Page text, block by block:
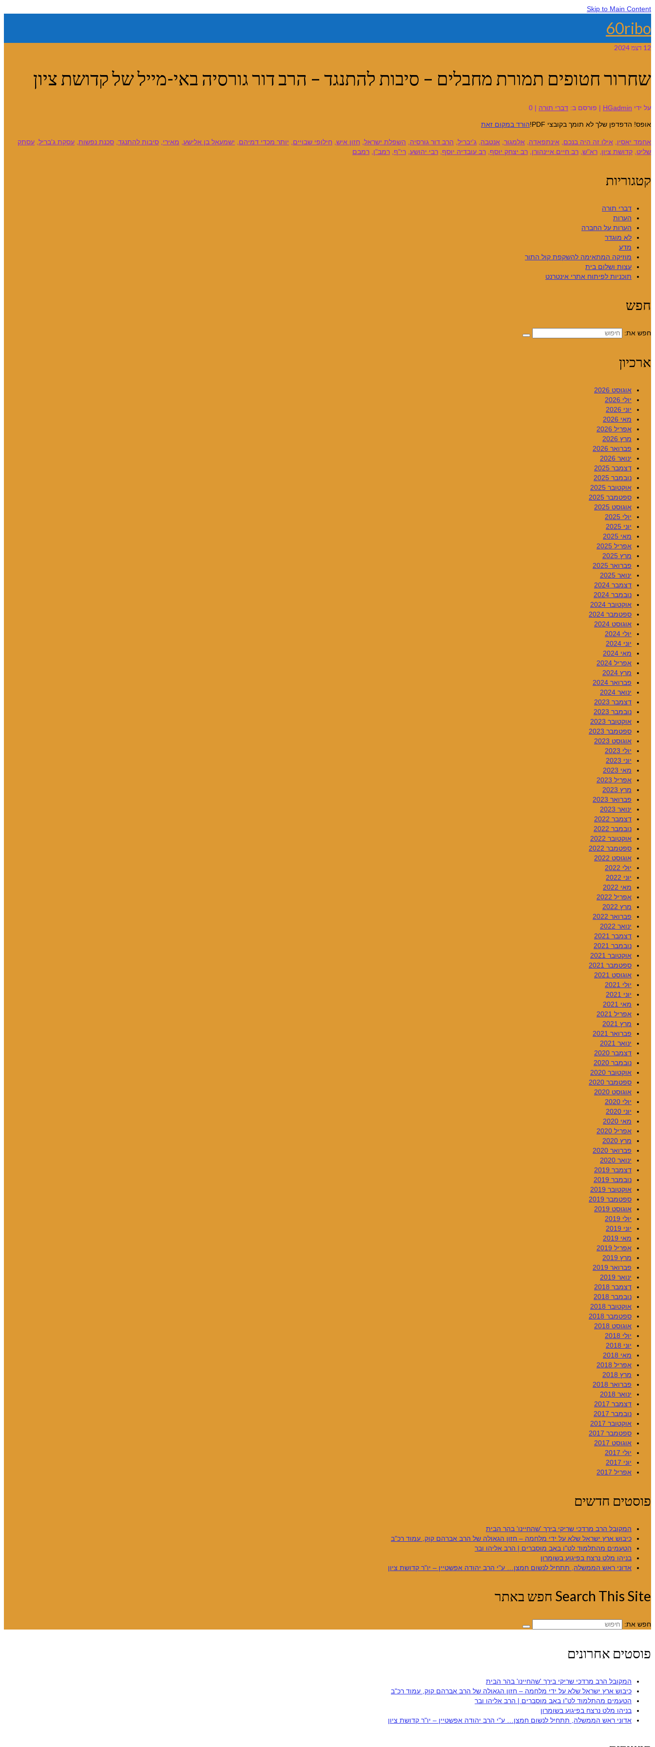
Skip to Main Content
60ribo
12 דצמ 2024
שחרור חטופים תמורת מחבלים – סיבות להתנגד – הרב דור גורסיה באי-מייל של קדושת ציון
על ידי HGadmin
| פורסם ב: דברי תורה |
0
אופס! הדפדפן שלך לא תומך בקובצי PDF! הורד במקום זאת
אחמד יאסין אילו זה היה בנכם אינתפאדה אלמגור אנטבה ג'יבריל הרב דור גורסיה השפלת ישראל חזון איש חילופי שבויים יותר מכדי דמיהם ישמעאל בן אלישע מאירי סיבות להתנגד סכנת נפשות עסקת ג'בריל עסתק
שליט קדושת ציון רא"ש רב חיים איינהורן רב יצחק יוסף רב עובדיה יוסף רבי יהושע רי"ף רמב"ן רמבם
קטגוריות
דברי תורה
הערות
הערות על החברה
לא מוגדר
מדע
מוזיקה המתאימה להשקפת קול התור
עצות ושלום בית
תוכניות לפיתוח אתרי אינטרנט
חפש
חפש את:
ארכיון
אוגוסט 2026
יולי 2026
יוני 2026
מאי 2026
אפריל 2026
מרץ 2026
פברואר 2026
ינואר 2026
דצמבר 2025
נובמבר 2025
אוקטובר 2025
ספטמבר 2025
אוגוסט 2025
יולי 2025
יוני 2025
מאי 2025
אפריל 2025
מרץ 2025
פברואר 2025
ינואר 2025
דצמבר 2024
נובמבר 2024
אוקטובר 2024
ספטמבר 2024
אוגוסט 2024
יולי 2024
יוני 2024
מאי 2024
אפריל 2024
מרץ 2024
פברואר 2024
ינואר 2024
דצמבר 2023
נובמבר 2023
אוקטובר 2023
ספטמבר 2023
אוגוסט 2023
יולי 2023
יוני 2023
מאי 2023
אפריל 2023
מרץ 2023
פברואר 2023
ינואר 2023
דצמבר 2022
נובמבר 2022
אוקטובר 2022
ספטמבר 2022
אוגוסט 2022
יולי 2022
יוני 2022
מאי 2022
אפריל 2022
מרץ 2022
פברואר 2022
ינואר 2022
דצמבר 2021
נובמבר 2021
אוקטובר 2021
ספטמבר 2021
אוגוסט 2021
יולי 2021
יוני 2021
מאי 2021
אפריל 2021
מרץ 2021
פברואר 2021
ינואר 2021
דצמבר 2020
נובמבר 2020
אוקטובר 2020
ספטמבר 2020
אוגוסט 2020
יולי 2020
יוני 2020
מאי 2020
אפריל 2020
מרץ 2020
פברואר 2020
ינואר 2020
דצמבר 2019
נובמבר 2019
אוקטובר 2019
ספטמבר 2019
אוגוסט 2019
יולי 2019
יוני 2019
מאי 2019
אפריל 2019
מרץ 2019
פברואר 2019
ינואר 2019
דצמבר 2018
נובמבר 2018
אוקטובר 2018
ספטמבר 2018
אוגוסט 2018
יולי 2018
יוני 2018
מאי 2018
אפריל 2018
מרץ 2018
פברואר 2018
ינואר 2018
דצמבר 2017
נובמבר 2017
אוקטובר 2017
ספטמבר 2017
אוגוסט 2017
יולי 2017
יוני 2017
אפריל 2017
פוסטים חדשים
המקובל הרב מרדכי שריקי בירך 'שהחיינו' בהר הבית
כיבוש ארץ ישראל שלא על ידי מלחמה – חזון הגאולה של הרב אברהם קוק, עמוד רכ"ב
הטעמים מהתלמוד לט"ו באב מוסברים | הרב אליהו ובר
בניהו מלט נרצח בפיגוע בשומרון
אדוני ראש הממשלה, תתחיל לנשום חמצן… ע"י הרב יהודה אפשטיין – יו"ר קדושת ציון
Search This Site חפש באתר
חפש את:
פוסטים אחרונים
המקובל הרב מרדכי שריקי בירך 'שהחיינו' בהר הבית
כיבוש ארץ ישראל שלא על ידי מלחמה – חזון הגאולה של הרב אברהם קוק, עמוד רכ"ב
הטעמים מהתלמוד לט"ו באב מוסברים | הרב אליהו ובר
בניהו מלט נרצח בפיגוע בשומרון
אדוני ראש הממשלה, תתחיל לנשום חמצן… ע"י הרב יהודה אפשטיין – יו"ר קדושת ציון